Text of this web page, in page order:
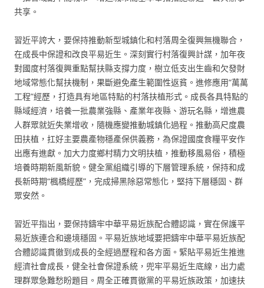
共享。
習近平誇大，要保持推動新型城鎮化和村落周全復興無機聯合，
在成長中保證和改良平易近生。深刻實行村落復興計謀，加年夜
對國度村落復興重點幫扶縣支撐力度，樹立低支出生齒和欠發財
地域常態化幫扶機制，果斷避免產生範圍性返貧。進修應用“萬萬
工程”經歷，打造具有地區特點的村落扶植形式。成長各具特點的
縣域經濟，培養一批農業強縣、產業年夜縣、游玩名縣，增進農
人群眾就近失業增收，隨機應變推動城鎮化過程。推動高尺度農
田扶植，扛好主要農產物穩產保供義務，為保證國度食糧平安作
出應有進獻。加大力度鄉村精力文明扶植，推動移風易俗，積極
培養時期新風新貌。健全黨組織引導的下層管理系統，保持和成
長新時期“楓橋經歷”，完成掃黑除惡常態化，堅持下層穩固、群
眾安然。
習近平指出，要保持鑄牢中華平易近族配合體認識，實在保護平
易近族連合和邊境穩固。平易近族地域要把鑄牢中華平易近族配
合體認識貫徹到成長的全經過歷程和各方面。緊貼平易近生推進
經濟社會成長，健全社會保證系統，兜牢平易近生底線，出力處
理群眾急難愁盼題目。周全正確貫徹黨的平易近族政策，加速扶